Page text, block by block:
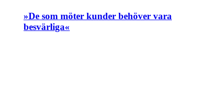
»De som möter kunder behöver vara
besvärliga«